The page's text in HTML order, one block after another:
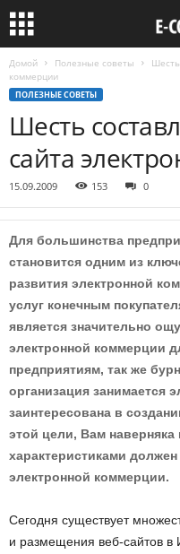
Домой Полезные советы
коммерции
ПОЛЕЗНЫЕ СОВЕТЫ
Шесть
сайта
15.09.2009 153 0
Для большинства
становится одним из
развития электронной
услуг конечным
является значительно
электронной коммерции
предприятиям, так же
организация занимается
заинтересована в
этой цели, Вам наверняка
характеристиками
электронной коммерции.
Сегодня существует
и размещения веб-сайтов в